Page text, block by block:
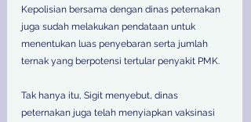
Kepolisian bersama dengan dinas peternakan
juga sudah melakukan pendataan untuk
menentukan luas penyebaran serta jumlah
ternak yang berpotensi tertular penyakit PMK.
Tak hanya itu, Sigit menyebut, dinas
peternakan juga telah menyiapkan vaksinasi